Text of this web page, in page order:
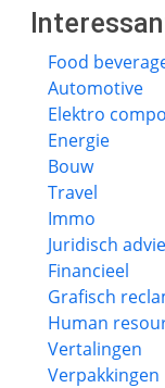
Food
Automotive
Elektro
Energie
Bouw
Travel
Immo
Juridisch
Financieel
Grafisch
Human
Vertalingen
Verpakkingen